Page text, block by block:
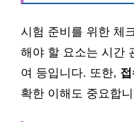
시험 준비를 위한 체
해야 할 요소는 시간
여 등입니다. 또한,
확한 이해도 중요합